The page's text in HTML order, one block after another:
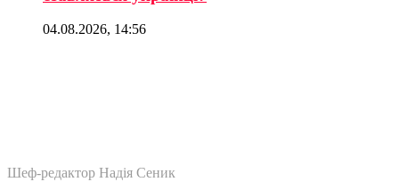
04.08.2026, 14:56
Шеф-редактор Надія Сеник